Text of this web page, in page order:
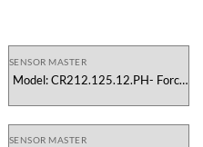
SENSOR MASTER
Model: CR212.125.12.PH- Force
SENSOR MASTER